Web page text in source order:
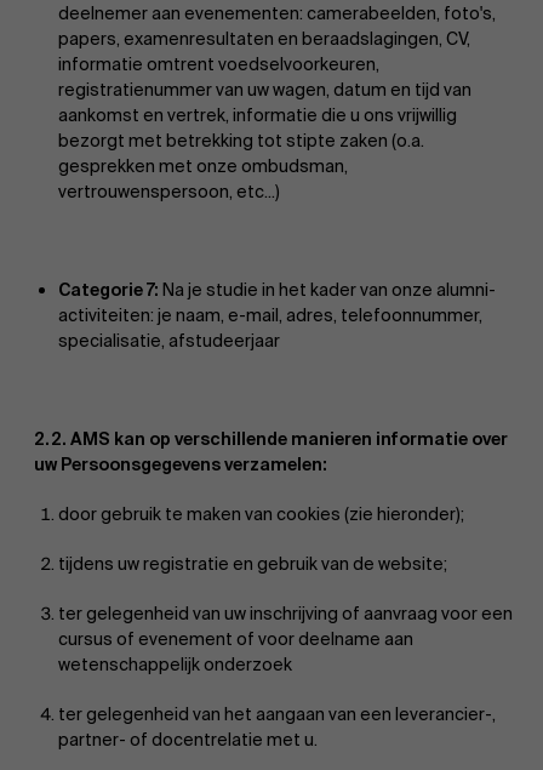
deelnemer aan evenementen: camerabeelden, foto's,
papers, examenresultaten en beraadslagingen, CV,
informatie omtrent voedselvoorkeuren,
registratienummer van uw wagen, datum en tijd van
aankomst en vertrek, informatie die u ons vrijwillig
bezorgt met betrekking tot stipte zaken (o.a.
gesprekken met onze ombudsman,
vertrouwenspersoon, etc...)
Categorie 7: Na je studie in het kader van onze alumni-
activiteiten: je naam, e-mail, adres, telefoonnummer,
specialisatie, afstudeerjaar
2.2. AMS kan op verschillende manieren informatie over
uw Persoonsgegevens verzamelen:
door gebruik te maken van cookies (zie hieronder);
tijdens uw registratie en gebruik van de website;
ter gelegenheid van uw inschrijving of aanvraag voor een
cursus of evenement of voor deelname aan
wetenschappelijk onderzoek
ter gelegenheid van het aangaan van een leverancier-,
partner- of docentrelatie met u.